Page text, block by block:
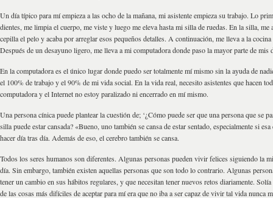
Un día típico para mí empieza a las ocho de la mañana, mi asistente empieza su trabajo. Lo
dientes, me limpia el cuerpo, me viste y luego me eleva hasta mi silla de ruedas. En la silla, me
cepilla el pelo y acaba por arreglar esos pequeños detalles. A continuación, me lleva a la
Después de un desayuno ligero, me lleva a mi computadora donde paso la mayor parte de mis
En la computadora es el único lugar donde puedo ser totalmente mí mismo sin la ayuda de
el 100% de trabajo y el 90% de mi vida social. En la vida real, necesito asistentes que hacen
computadora y el Internet no estoy paralizado ni encerrado en mí mismo.
Una persona cínica puede plantear la cuestión de; ‘¿Cómo puede ser que una persona que se
silla puede estar cansada? «Bueno, uno también se cansa de estar sentado, especialmente si
hacer día tras día. Además de eso, el cerebro también se cansa.
Todos los seres humanos son diferentes. Algunas personas pueden vivir felices siguiendo la
día. Sin embargo, también existen aquellas personas que son todo lo contrario. Algunas
tener un cambio en sus hábitos regulares, y que necesitan tener nuevos retos diariamente.
de las cosas más difíciles de aceptar para mí era que no iba a ser capaz de vivir tal vida nunca